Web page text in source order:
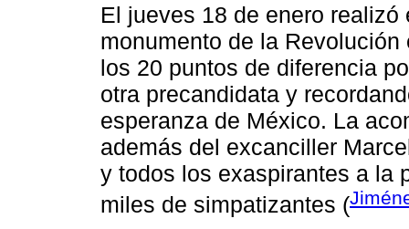
El jueves 18 de enero
monumento de la
los 20 puntos de diferencia
otra precandidata y
esperanza de México. La
además del excanciller
y todos los exaspirantes a la
miles de simpatizantes (